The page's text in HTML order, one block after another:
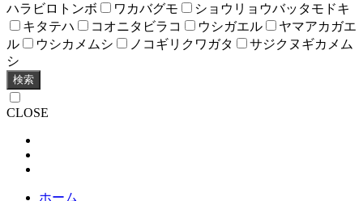
ハラビロトンボ ワカバグモ
ショウリョウバッタモドキ
キタテハ
コオニタビラコ ウシガエル
ヤマアカガエ
ル
ウシカメムシ ノコギリクワガタ
サジクヌギカメム
シ
検索
CLOSE
ホーム